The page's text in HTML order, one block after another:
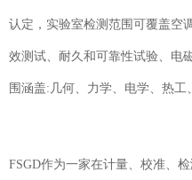
认定，实验室检测范围可覆盖空
效测试、耐久和可靠性试验、电
围涵盖:几何、力学、电学、热工
FSGD作为一家在计量、校准、